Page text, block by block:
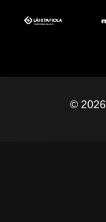
© 2026